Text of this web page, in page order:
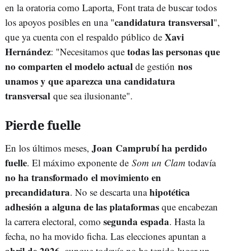
en la oratoria como Laporta, Font trata de buscar todos
los apoyos posibles en una "candidatura transversal",
que ya cuenta con el respaldo público de Xavi
Hernández: "Necesitamos que todas las personas que
no comparten el modelo actual de gestión nos
unamos y que aparezca una candidatura
transversal que sea ilusionante".
Pierde fuelle
En los últimos meses, Joan Camprubí ha perdido
fuelle. El máximo exponente de Som un Clam todavía
no ha transformado el movimiento en
precandidatura. No se descarta unahipotética
adhesión a alguna de las plataformas que encabezan
la carrera electoral, como segunda espada. Hasta la
fecha, no ha movido ficha. Las elecciones apuntan a